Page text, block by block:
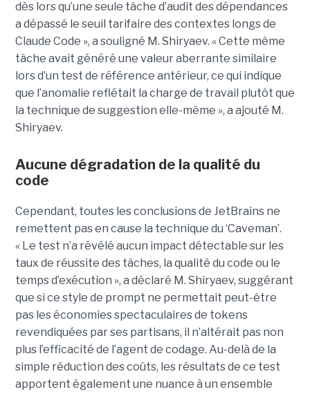
dès lors qu’une seule tâche d’audit des dépendances
a dépassé le seuil tarifaire des contextes longs de
Claude Code », a souligné M. Shiryaev. « Cette même
tâche avait généré une valeur aberrante similaire
lors d’un test de référence antérieur, ce qui indique
que l’anomalie reflétait la charge de travail plutôt que
la technique de suggestion elle-même », a ajouté M.
Shiryaev.
Aucune dégradation de la qualité du
code
Cependant, toutes les conclusions de JetBrains ne
remettent pas en cause la technique du ‘Caveman’.
« Le test n’a révélé aucun impact détectable sur les
taux de réussite des tâches, la qualité du code ou le
temps d’exécution », a déclaré M. Shiryaev, suggérant
que si ce style de prompt ne permettait peut-être
pas les économies spectaculaires de tokens
revendiquées par ses partisans, il n’altérait pas non
plus l’efficacité de l’agent de codage. Au-delà de la
simple réduction des coûts, les résultats de ce test
apportent également une nuance à un ensemble